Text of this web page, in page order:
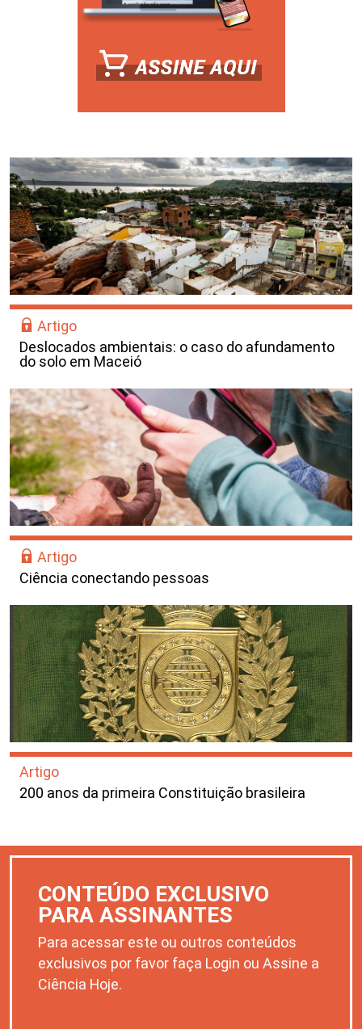
Artigo
Deslocados ambientais: o caso do afundamento
do solo em Maceió
Artigo
Ciência conectando pessoas
Artigo
200 anos da primeira Constituição brasileira
CONTEÚDO EXCLUSIVO
PARA ASSINANTES
Para acessar este ou outros conteúdos
exclusivos por favor faça Login ou Assine a
Ciência Hoje.